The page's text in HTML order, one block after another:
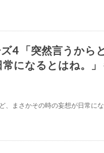
4 「突然言うから
になるとはね。」
、まさかその時の妄想が日常にな